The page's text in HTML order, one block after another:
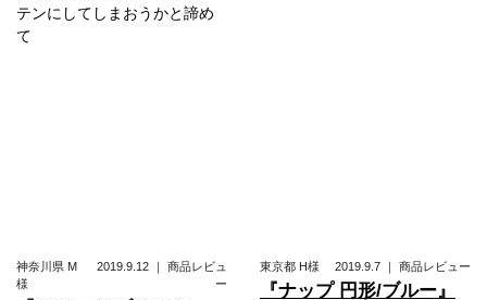
テンにしてしまおうかと諦め
て
神奈川県 M
様
2019.9.12 ｜ 商品レビュ
ー
東京都 H様 2019.9.7 ｜ 商品レビュー
『ナップ 円形/ブルー』